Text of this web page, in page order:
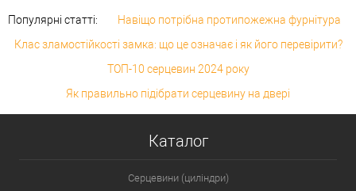
Популярні статті:
Навіщо потрібна протипожежна фурнітура
Клас зламостійкості замка: що це означає і як його перевірити?
ТОП-10 серцевин 2024 року
Як правильно підібрати серцевину на двері
Каталог
Серцевини (циліндри)